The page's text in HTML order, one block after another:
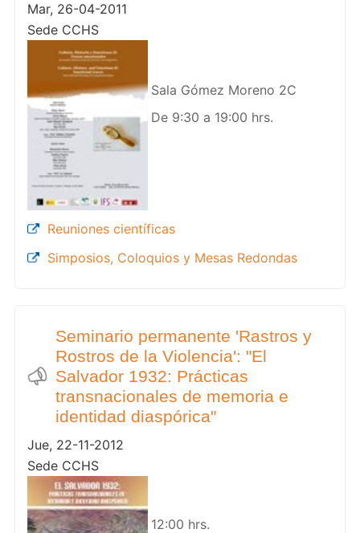
Mar, 26-04-2011
Sede CCHS
Sala Gómez Moreno 2C
De 9:30 a 19:00 hrs.
Reuniones científicas
Simposios, Coloquios y Mesas Redondas
Seminario permanente 'Rastros y
Rostros de la Violencia': "El
Salvador 1932: Prácticas
transnacionales de memoria e
identidad diaspórica"
Jue, 22-11-2012
Sede CCHS
12:00 hrs.